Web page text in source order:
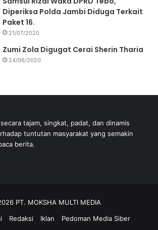
Diperiksa Polda Jambi Diduga Terkait
Paket 16.
21/07/2020
Zumi Zola Digugat Cerai Sherin Tharia
24/06/2020
tajam, singkat, padat, dan dinamis
tuntutan masyarakat yang semakin
berita.
PT. MOKSHA MULTI MEDIA
Redaksi Iklan
Pedoman Media Siber